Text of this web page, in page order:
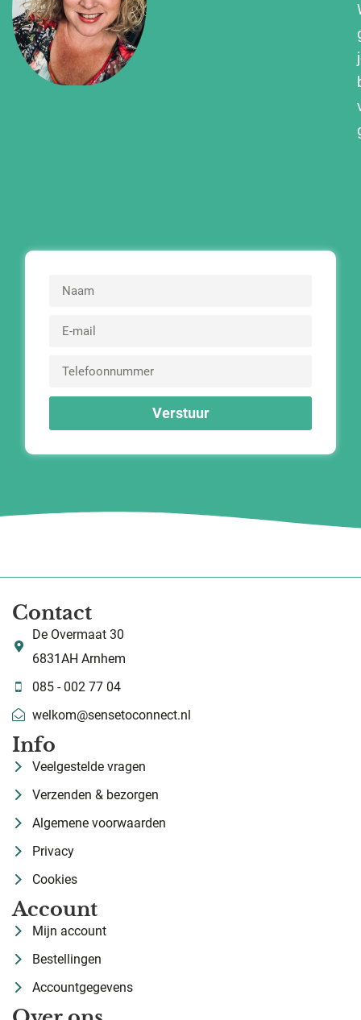
Verstuur
Contact
De Overmaat 30
6831AH Arnhem
085 - 002 77 04
welkom@sensetoconnect.nl
Info
Veelgestelde vragen
Verzenden & bezorgen
Algemene voorwaarden
Privacy
Cookies
Account
Mijn account
Bestellingen
Accountgegevens